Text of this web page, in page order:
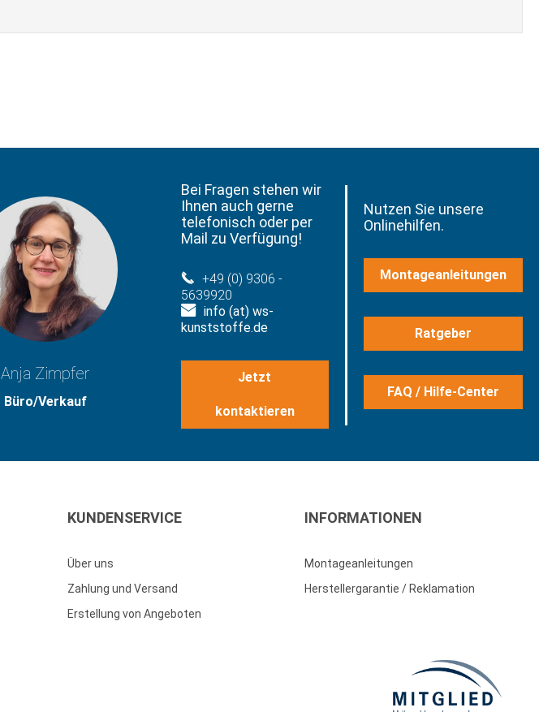
Anja Zimpfer
Büro/Verkauf
Bei Fragen stehen wir
Ihnen auch gerne
telefonisch oder per
Mail zu Verfügung!
+49 (0) 9306 -
5639920
info (at) ws-
kunststoffe.de
Jetzt
kontaktieren
Nutzen Sie unsere
Onlinehilfen.
Montageanleitungen
Ratgeber
FAQ / Hilfe-Center
KUNDENSERVICE
Über uns
Zahlung und Versand
Erstellung von Angeboten
INFORMATIONEN
Montageanleitungen
Herstellergarantie / Reklamation